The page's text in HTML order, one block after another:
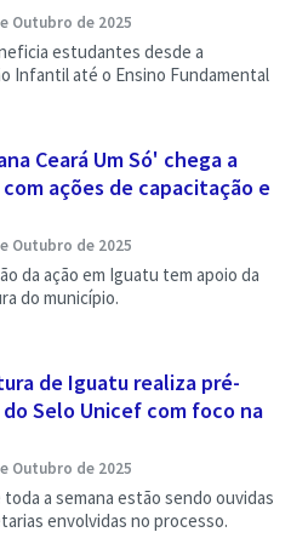
Outubro de 2025
estudantes desde a
Infantil até o Ensino Fundamental
Ceará Um Só' chega a
ações de capacitação e
Outubro de 2025
da ação em Iguatu tem apoio da
do município.
de Iguatu realiza pré-
Selo Unicef com foco na
Outubro de 2025
a semana estão sendo ouvidas
envolvidas no processo.